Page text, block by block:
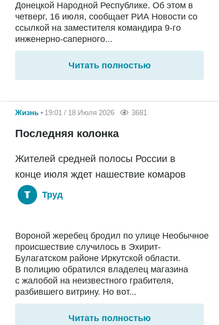
Донецкой Народной Республике. Об этом в
четверг, 16 июля, сообщает РИА Новости со
ссылкой на заместителя командира 9-го
инженерно-саперного...
Читать полностью
Жизнь 19:01 / 18 Июля 2026 3681
Последняя колонка
Жителей средней полосы России в
конце июля ждет нашествие комаров
Труд
Вороной жеребец бродил по улице Необычное
происшествие случилось в Эхирит-
Булагатском районе Иркутской области.
В полицию обратился владелец магазина
с жалобой на неизвестного грабителя,
разбившего витрину. Но вот...
Читать полностью